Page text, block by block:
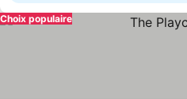
Choix populaire